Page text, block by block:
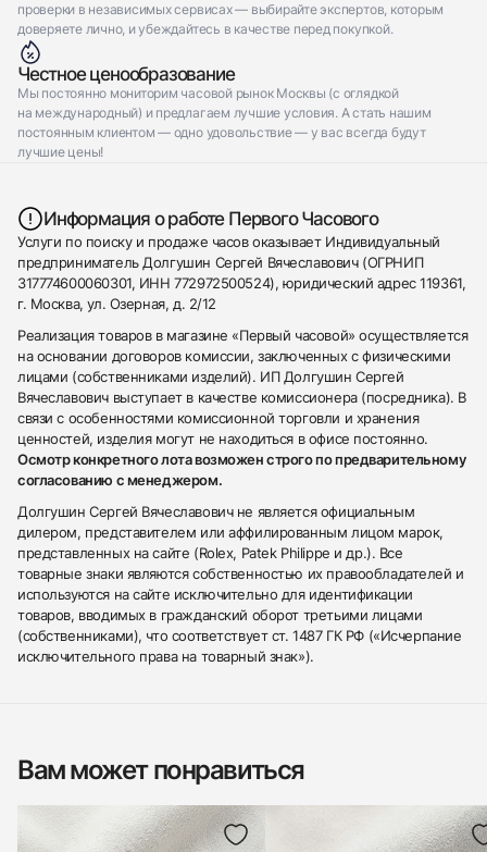
проверки в независимых сервисах — выбирайте экспертов, которым
доверяете лично, и убеждайтесь в качестве перед покупкой.
Честное ценообразование
Мы постоянно мониторим часовой рынок Москвы (с оглядкой
на международный) и предлагаем лучшие условия. А стать нашим
постоянным клиентом — одно удовольствие — у вас всегда будут
лучшие цены!
Информация о работе Первого Часового
Услуги по поиску и продаже часов оказывает Индивидуальный
предприниматель Долгушин Сергей Вячеславович (ОГРНИП
317774600060301, ИНН 772972500524), юридический адрес 119361,
г. Москва, ул. Озерная, д. 2/12
Реализация товаров в магазине «Первый часовой» осуществляется
на основании договоров комиссии, заключенных с физическими
лицами (собственниками изделий). ИП Долгушин Сергей
Вячеславович выступает в качестве комиссионера (посредника). В
связи с особенностями комиссионной торговли и хранения
ценностей, изделия могут не находиться в офисе постоянно.
Осмотр конкретного лота возможен строго по предварительному
согласованию с менеджером.
Долгушин Сергей Вячеславович не является официальным
дилером, представителем или аффилированным лицом марок,
представленных на сайте (Rolex, Patek Philippe и др.). Все
товарные знаки являются собственностью их правообладателей и
используются на сайте исключительно для идентификации
товаров, вводимых в гражданский оборот третьими лицами
(собственниками), что соответствует ст. 1487 ГК РФ («Исчерпание
исключительного права на товарный знак»).
Вам может понравиться